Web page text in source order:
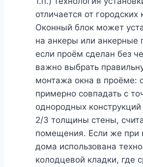
отличается от городских
Оконный блок может
на анкеры или анкерные
если проём сделан без
важно выбрать
монтажа окна в проёме:
примерно совпадать с
однородных
2/3 толщины стены,
помещения. Если же при
дома использована
колодцевой кладки, где